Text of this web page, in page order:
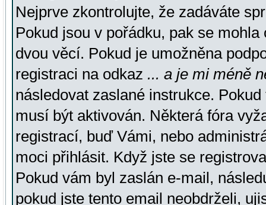
Nejprve zkontrolujte, že zadáváte
Pokud jsou v pořádku, pak se
dvou věcí. Pokud je umožněna
registraci na odkaz ... a je mi méně
následovat zaslané instrukce.
musí být aktivován. Některá fóra
registrací, buď Vámi, nebo
moci přihlásit. Když jste se
Pokud vám byl zaslán e-mail,
pokud jste tento email neobdrželi,